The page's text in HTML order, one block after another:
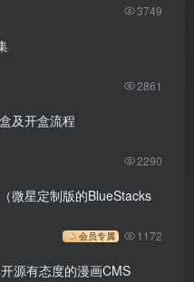
3749
2861
及开盒流程
2290
微星定制版的BlueStacks
会员专属 1172
源有态度的漫画CMS